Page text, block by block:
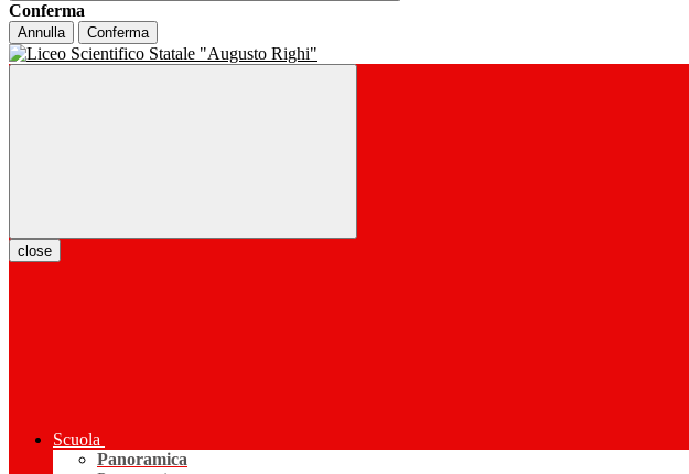
Conferma
Annulla Conferma
close
Scuola
Panoramica